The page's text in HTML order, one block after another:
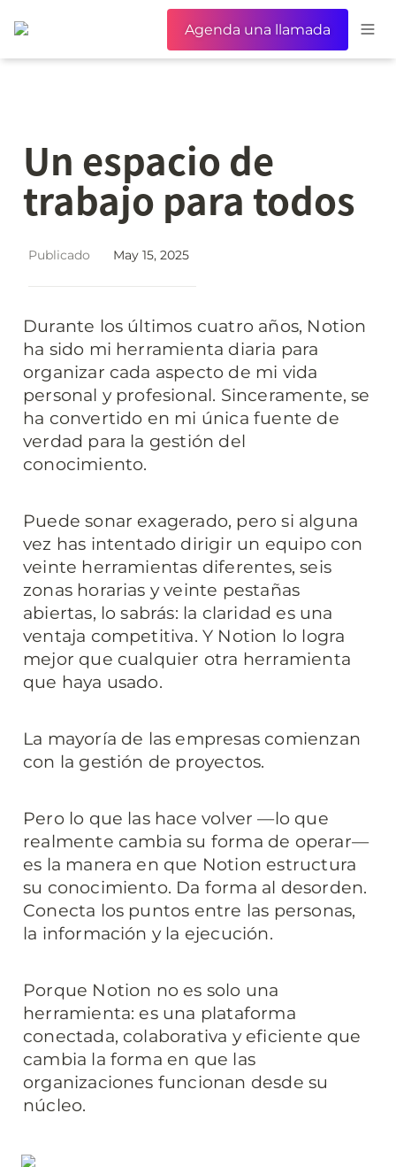
Agenda una llamada
Un espacio de
trabajo para todos
Publicado May 15, 2025
Durante los últimos cuatro años, Notion
ha sido mi herramienta diaria para
organizar cada aspecto de mi vida
personal y profesional. Sinceramente, se
ha convertido en mi única fuente de
verdad para la gestión del
conocimiento.
Puede sonar exagerado, pero si alguna
vez has intentado dirigir un equipo con
veinte herramientas diferentes, seis
zonas horarias y veinte pestañas
abiertas, lo sabrás: la claridad es una
ventaja competitiva. Y Notion lo logra
mejor que cualquier otra herramienta
que haya usado.
La mayoría de las empresas comienzan
con la gestión de proyectos.
Pero lo que las hace volver —lo que
realmente cambia su forma de operar—
es la manera en que Notion estructura
su conocimiento. Da forma al desorden.
Conecta los puntos entre las personas,
la información y la ejecución.
Porque Notion no es solo una
herramienta: es una plataforma
conectada, colaborativa y eficiente que
cambia la forma en que las
organizaciones funcionan desde su
núcleo.